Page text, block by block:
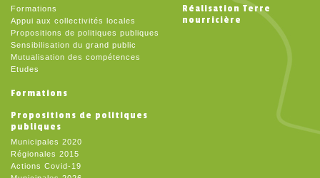
Formations
Appui aux collectivités locales
Propositions de politiques publiques
Sensibilisation du grand public
Mutualisation des compétences
Etudes
Formations
Propositions de politiques
publiques
Municipales 2020
Régionales 2015
Actions Covid-19
Réalisation Terre
nourricière